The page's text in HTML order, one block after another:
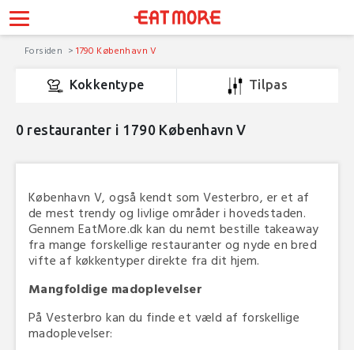
Forsiden 1790 København V
Kokkentype Tilpas
0 restauranter i 1790 København V
København V, også kendt som Vesterbro, er et af
de mest trendy og livlige områder i hovedstaden.
Gennem EatMore.dk kan du nemt bestille takeaway
fra mange forskellige restauranter og nyde en bred
vifte af køkkentyper direkte fra dit hjem.
Mangfoldige madoplevelser
På Vesterbro kan du finde et væld af forskellige
madoplevelser: